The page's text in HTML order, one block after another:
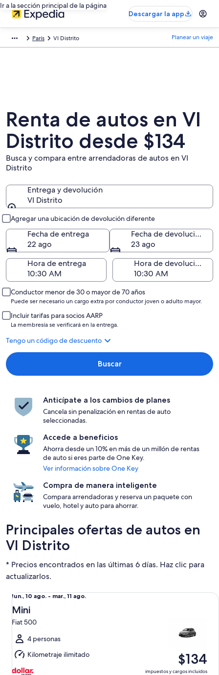
Ir a la sección principal de la página
Descargar la app
París VI Distrito Planear un viaje
Renta de autos en VI
Distrito desde $134
Busca y compara entre arrendadoras de autos en VI
Distrito
Entrega y devolución
VI Distrito
Agregar una ubicación de devolución diferente
Fecha de entrega
22 ago
Fecha de devolución
23 ago
Hora de entrega
Hora de devolución
Conductor menor de 30 o mayor de 70 años
Puede ser necesario un cargo extra por conductor joven o adulto mayor.
Incluir tarifas para socios AARP
La membresía se verificará en la entrega.
Tengo un código de descuento
Buscar
Anticípate a los cambios de planes
Cancela sin penalización en rentas de auto
seleccionadas.
Accede a beneficios
Ahorra desde un 10% en más de un millón de rentas
de auto si eres parte de One Key.
Ver información sobre One Key
Compra de manera inteligente
Compara arrendadoras y reserva un paquete con
vuelo, hotel y auto para ahorrar.
Principales ofertas de autos en
VI Distrito
* Precios encontrados en las últimas 6 días. Haz clic para
actualizarlos.
Del
lun.,
10
ago.
al
mar.,
11
ago.
lun., 10 ago. - mar., 11 ago.
Mini
Fiat 500
4 personas
Kilometraje ilimitado
$134
impuestos y cargos incluidos
Mini Fiat 500